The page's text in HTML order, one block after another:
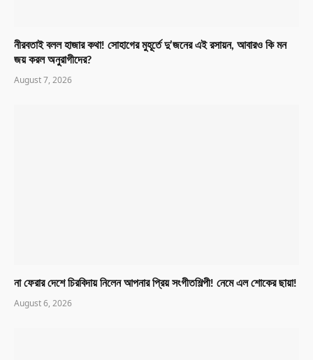
নীরবতাই বলল হাজার কথা! সোহাগের মুহূর্তে দু’জনের এই রসায়ন, আবারও কি মন
জয় করল অনুরাগীদের?
August 7, 2026
না ফেরার দেশে চিরবিদায় নিলেন আপনার প্রিয় সংগীতশিল্পী! নেমে এল শোকের ছায়া!
August 6, 2026